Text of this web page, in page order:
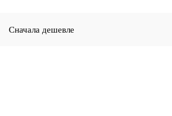
Сначала дешевле